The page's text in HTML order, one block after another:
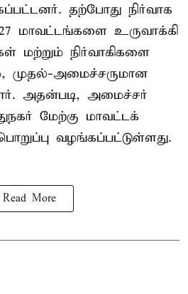
தற்போது நிர்வாக
மாவட்டங்களை உருவாக்கி
மற்றும் நிர்வாகிகளை
முதல்-அமைச்சருமான
அதன்படி, அமைச்சர்
மேற்கு மாவட்டக்
வழங்கப்பட்டுள்ளது.
Read More